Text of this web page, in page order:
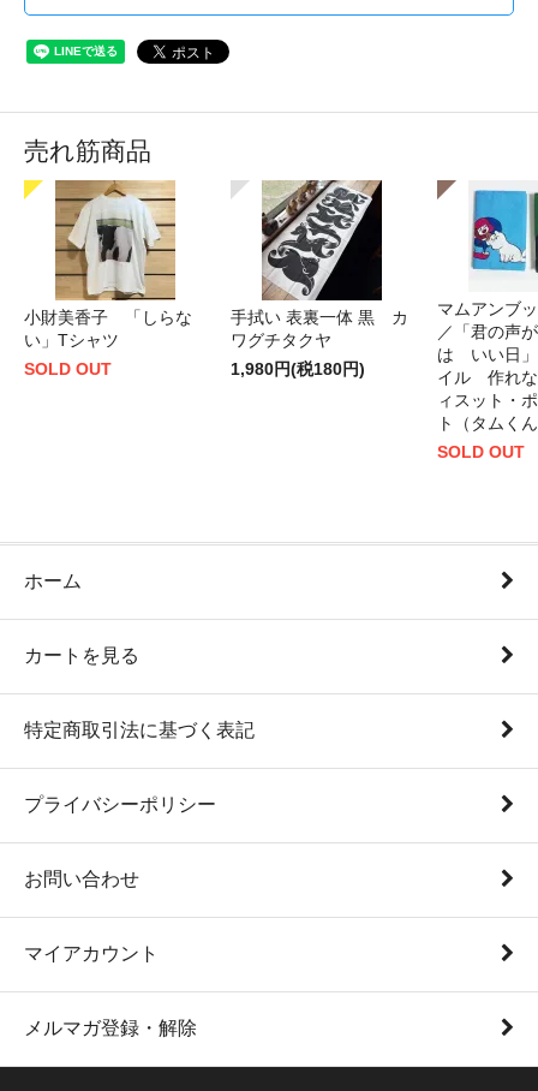
売れ筋商品
小財美香子 「しらな
い」Tシャツ
SOLD OUT
手拭い 表裏一体 黒 カ
ワグチタクヤ
1,980円(税180円)
マムアンブ
／「君の声
は いい日」
イル 作れ
ィスット・
ト（タムく
SOLD OUT
ホーム
カートを見る
特定商取引法に基づく表記
プライバシーポリシー
お問い合わせ
マイアカウント
メルマガ登録・解除